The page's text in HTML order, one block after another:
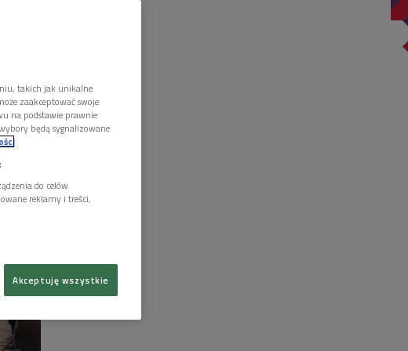
takich jak unikalne
zaakceptować swoje
na podstawie prawnie
będą sygnalizowane
do celów
reklamy i treści,
Akceptuję wszystkie